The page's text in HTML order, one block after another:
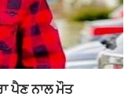
ਪੈਣ ਨਾਲ ਮੌਤ